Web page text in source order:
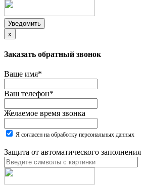
Уведомить
x
Заказать обратный звонок
Ваше имя*
Ваш телефон*
Желаемое время звонка
Я согласен на обработку персональных данных
Защита от автоматического заполнения